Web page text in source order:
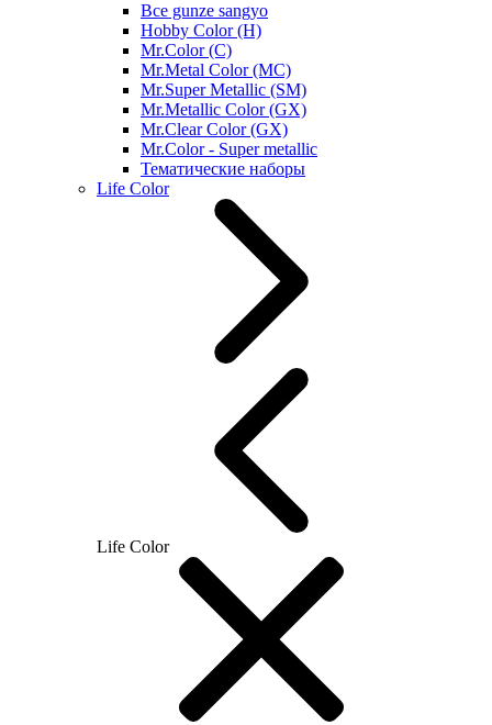
Все gunze sangyo
Hobby Color (H)
Mr.Color (C)
Mr.Metal Color (MC)
Mr.Super Metallic (SM)
Mr.Metallic Color (GX)
Mr.Clear Color (GX)
Mr.Color - Super metallic
Тематические наборы
Life Color
Life Color